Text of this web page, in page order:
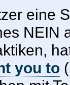
eine
NEIN
you to